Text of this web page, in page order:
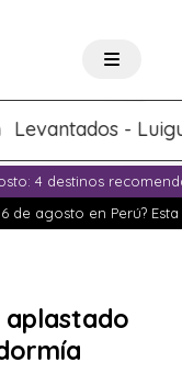
- Luigui
4 destinos
de agosto en Perú?
aplastado